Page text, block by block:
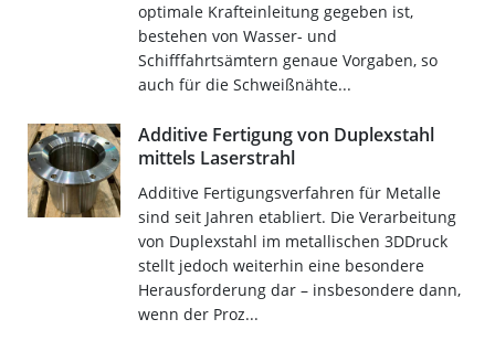
optimale Krafteinleitung gegeben ist,
bestehen von Wasser- und
Schifffahrtsämtern genaue Vorgaben, so
auch für die Schweißnähte...
Additive Fertigung von Duplexstahl
mittels Laserstrahl
Additive Fertigungsverfahren für Metalle
sind seit Jahren etabliert. Die Verarbeitung
von Duplexstahl im metallischen 3DDruck
stellt jedoch weiterhin eine besondere
Herausforderung dar – insbesondere dann,
wenn der Proz...